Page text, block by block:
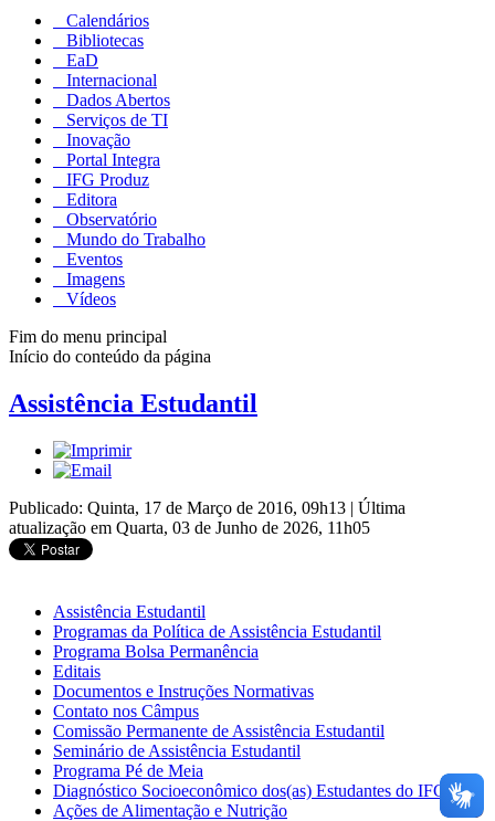
Calendários
Bibliotecas
EaD
Internacional
Dados Abertos
Serviços de TI
Inovação
Portal Integra
IFG Produz
Editora
Observatório
Mundo do Trabalho
Eventos
Imagens
Vídeos
Fim do menu principal
Início do conteúdo da página
Assistência Estudantil
Publicado: Quinta, 17 de Março de 2016, 09h13 | Última
atualização em Quarta, 03 de Junho de 2026, 11h05
Assistência Estudantil
Programas da Política de Assistência Estudantil
Programa Bolsa Permanência
Editais
Documentos e Instruções Normativas
Contato nos Câmpus
Comissão Permanente de Assistência Estudantil
Seminário de Assistência Estudantil
Programa Pé de Meia
Diagnóstico Socioeconômico dos(as) Estudantes do IFG
Ações de Alimentação e Nutrição